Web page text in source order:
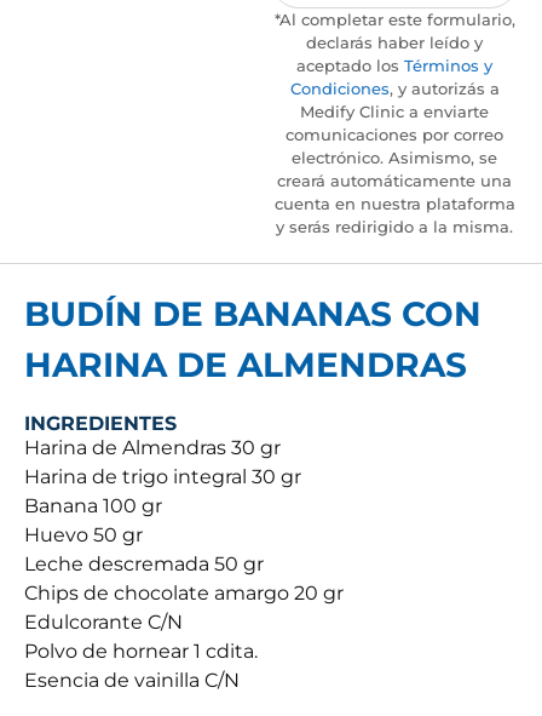
*Al completar este formulario,
declarás haber leído y
aceptado los Términos y
Condiciones, y autorizás a
Medify Clinic a enviarte
comunicaciones por correo
electrónico. Asimismo, se
creará automáticamente una
cuenta en nuestra plataforma
y serás redirigido a la misma.
BUDÍN DE BANANAS CON
HARINA DE ALMENDRAS
INGREDIENTES
Harina de Almendras 30 gr
Harina de trigo integral 30 gr
Banana 100 gr
Huevo 50 gr
Leche descremada 50 gr
Chips de chocolate amargo 20 gr
Edulcorante C/N
Polvo de hornear 1 cdita.
Esencia de vainilla C/N